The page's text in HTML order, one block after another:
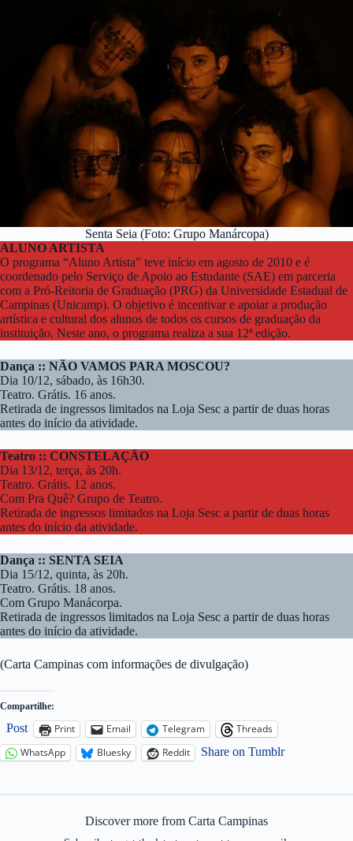
Senta Seia (Foto: Grupo Manárcopa)
ALUNO ARTISTA
O programa “Aluno Artista” teve início em agosto de 2010 e é
coordenado pelo Serviço de Apoio ao Estudante (SAE) em parceria
com a Pró-Reitoria de Graduação (PRG) da Universidade Estadual de
Campinas (Unicamp). O objetivo é incentivar e apoiar a produção
artística e cultural dos alunos de todos os cursos de graduação da
instituição. Neste ano, o programa realiza a sua 12ª edição.
Dança :: NÃO VAMOS PARA MOSCOU?
Dia 10/12, sábado, às 16h30.
Teatro. Grátis. 16 anos.
Retirada de ingressos limitados na Loja Sesc a partir de duas horas
antes do início da atividade.
Teatro :: CONSTELAÇÃO
Dia 13/12, terça, às 20h.
Teatro. Grátis. 12 anos.
Com Pra Quê? Grupo de Teatro.
Retirada de ingressos limitados na Loja Sesc a partir de duas horas
antes do início da atividade.
Dança :: SENTA SEIA
Dia 15/12, quinta, às 20h.
Teatro. Grátis. 18 anos.
Com Grupo Manácorpa.
Retirada de ingressos limitados na Loja Sesc a partir de duas horas
antes do início da atividade.
(Carta Campinas com informações de divulgação)
Compartilhe:
Post Print Email Telegram
Threads
WhatsApp
Bluesky Reddit Share on Tumblr
Discover more from Carta Campinas